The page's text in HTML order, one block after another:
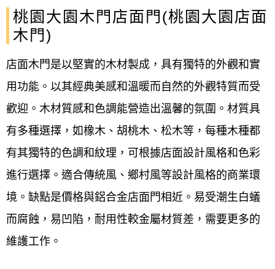
桃園大園木門店面門(桃園大園店面
木門)
店面木門是以堅實的木材製成，具有獨特的外觀和實
用功能。以其經典美感和溫暖而自然的外觀特質而受
歡迎。木材質感和色調能營造出溫馨的氛圍。材質具
有多種選擇，如橡木、胡桃木、松木等，每種木種都
有其獨特的色調和紋理，可根據店面設計風格和色彩
進行選擇。適合傳統風、鄉村風等設計風格的商業環
境。缺點是價格與鋁合金店面門相近。易受潮生白蟻
而腐蝕，易凹陷，耐用性較金屬材質差，需要更多的
維護工作。